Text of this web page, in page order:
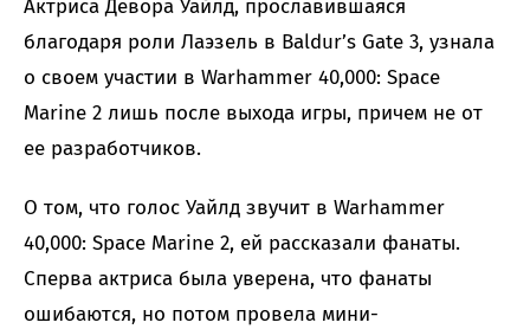
Актриса Девора Уайлд, прославившаяся
благодаря роли Лаэзель в Baldur’s Gate 3, узнала
о своем участии в Warhammer 40,000: Space
Marine 2 лишь после выхода игры, причем не от
ее разработчиков.
О том, что голос Уайлд звучит в Warhammer
40,000: Space Marine 2, ей рассказали фанаты.
Сперва актриса была уверена, что фанаты
ошибаются, но потом провела мини-